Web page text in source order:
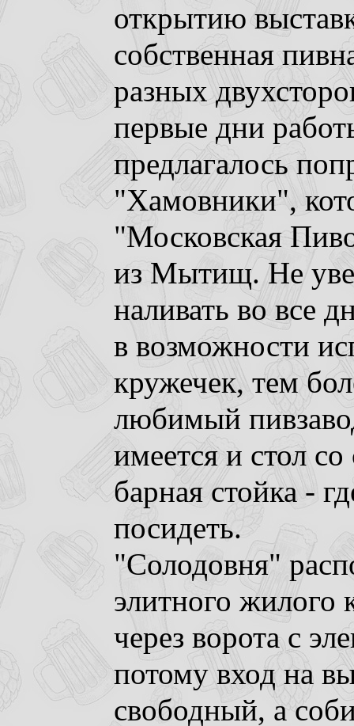
открытию
собственная
разных
первые дни
предлагалось
"Хамовники",
"Московская
из Мытищ. Не
наливать во все
в возможности
кружечек, тем
любимый
имеется и стол
барная стойка -
посидеть.
"Солодовня"
элитного жилого
через ворота с
потому вход на
свободный, а